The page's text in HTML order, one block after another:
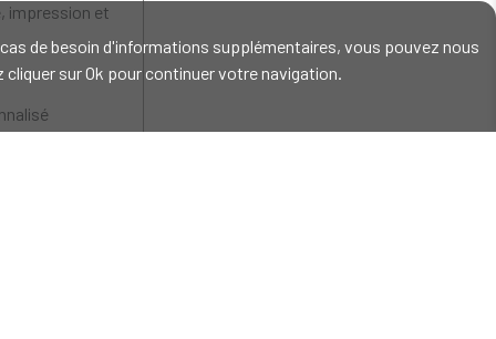
de besoin d'informations supplémentaires, vous pouvez nous
cliquer sur Ok pour continuer votre navigation.
impression et